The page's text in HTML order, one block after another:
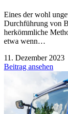
Eines der wohl
Durchführung von
herkömmliche
etwa wenn…
11. Dezember 2023
Beitrag ansehen